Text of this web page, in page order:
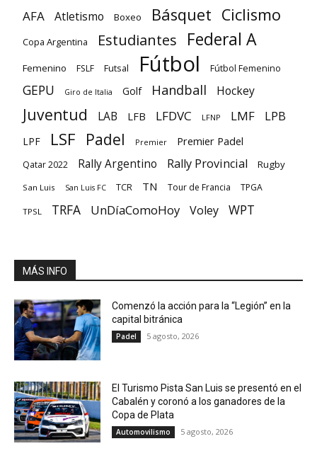
AFA Atletismo Boxeo Básquet Ciclismo
Copa Argentina Estudiantes Federal A
Femenino FSLF Futsal Fútbol Fútbol Femenino
GEPU Giro de Italia Golf Handball Hockey
Juventud LAB LFB LFDVC LFNP LMF LPB
LPF LSF Padel Premier Premier Padel
Qatar 2022 Rally Argentino Rally Provincial Rugby
San Luis San Luis FC TCR TN Tour de Francia TPGA
TPSL TRFA UnDíaComoHoy Voley WPT
MÁS INFO
Comenzó la acción para la “Legión” en la
capital bitránica
Padel 5 agosto, 2026
El Turismo Pista San Luis se presentó en el
Cabalén y coronó a los ganadores de la
Copa de Plata
Automovilismo 5 agosto, 2026